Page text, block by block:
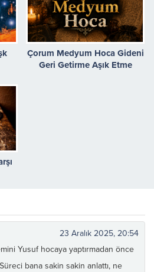
Çorum Medyum Hoca Gideni
Geri Getirme Aşık Etme
23 Aralık 2025, 20:54
Yusuf hocaya yaptırmadan önce
bana sakin sakin anlattı, ne